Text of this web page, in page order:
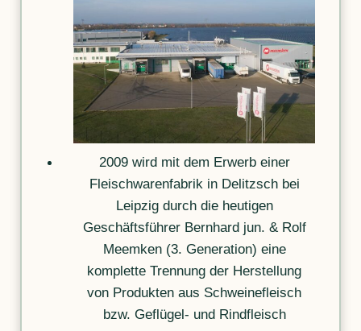
2009 wird mit dem Erwerb einer
Fleischwarenfabrik in Delitzsch bei
Leipzig durch die heutigen
Geschäftsführer Bernhard jun. & Rolf
Meemken (3. Generation) eine
komplette Trennung der Herstellung
von Produkten aus Schweinefleisch
bzw. Geflügel- und Rindfleisch